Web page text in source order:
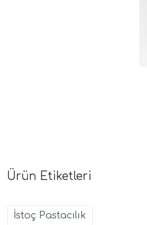
Ürün Etiketleri
İstoç Pastacılık